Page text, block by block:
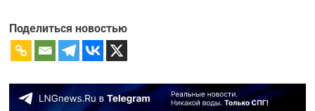
Поделиться новостью